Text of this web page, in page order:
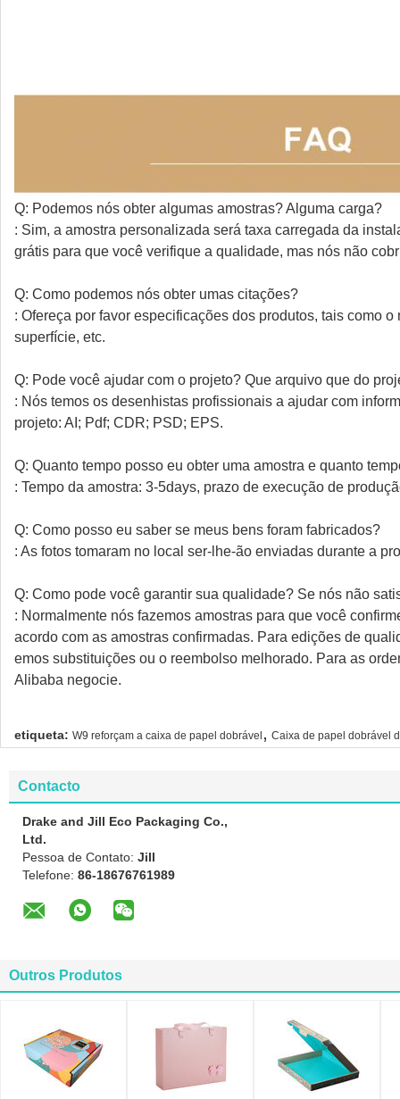
Q: Podemos nós obter algumas amostras? Alguma carga?
: Sim, a amostra personalizada será taxa carregada da
grátis para que você verifique a qualidade, mas nós não
Q: Como podemos nós obter umas citações?
: Ofereça por favor especificações dos produtos, tais como
superfície, etc.
Q: Pode você ajudar com o projeto? Que arquivo que do
: Nós temos os desenhistas profissionais a ajudar com
projeto: AI; Pdf; CDR; PSD; EPS.
Q: Quanto tempo posso eu obter uma amostra e quanto
: Tempo da amostra: 3-5days, prazo de execução de
Q: Como posso eu saber se meus bens foram fabricados?
: As fotos tomaram no local ser-lhe-ão enviadas durante a
Q: Como pode você garantir sua qualidade? Se nós não
: Normalmente nós fazemos amostras para que você
acordo com as amostras confirmadas. Para edições de
emos substituições ou o reembolso melhorado. Para as
Alibaba negocie.
etiqueta: W9 reforçam a caixa de papel dobrável , Caixa de papel dobrável
Contacto
Drake and Jill Eco Packaging Co.,
Ltd.
Pessoa de Contato: Jill
Telefone: 86-18676761989
Outros Produtos